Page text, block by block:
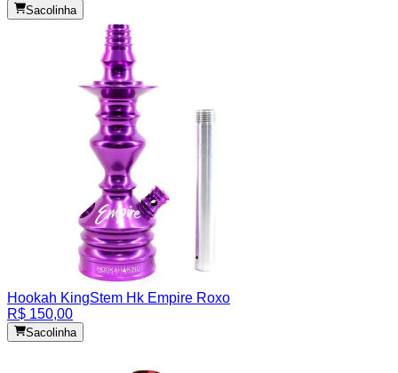
Sacolinha
Hookah KingStem Hk Empire Roxo
R$ 150,00
Sacolinha